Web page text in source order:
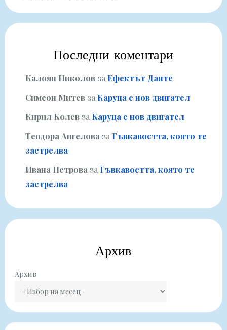
Последни коментари
Калоян Николовза Ефектът Данте
Симеон Митевза Каруца с нов двигател
Кирил Колевза Каруца с нов двигател
Теодора Ангеловаза Гъвкавостта, която те
застрелва
Ивана Петроваза Гъвкавостта, която те
застрелва
Архив
Архив